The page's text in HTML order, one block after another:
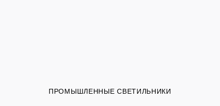
ПРОМЫШЛЕННЫЕ СВЕТИЛЬНИКИ